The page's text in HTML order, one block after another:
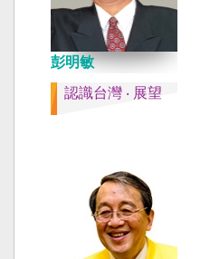
彭明敏
認識台灣 ‧ 展望